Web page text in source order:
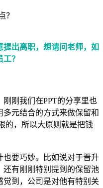
？
出离职，想请问老师，如
？
刚我们在PPT的分享里也
元结合的方式来做保留和
的，所以大原则就是把钱
要巧妙。比如说对于晋升
有刚刚特别提到的保留池
到，公司是对他有特别关